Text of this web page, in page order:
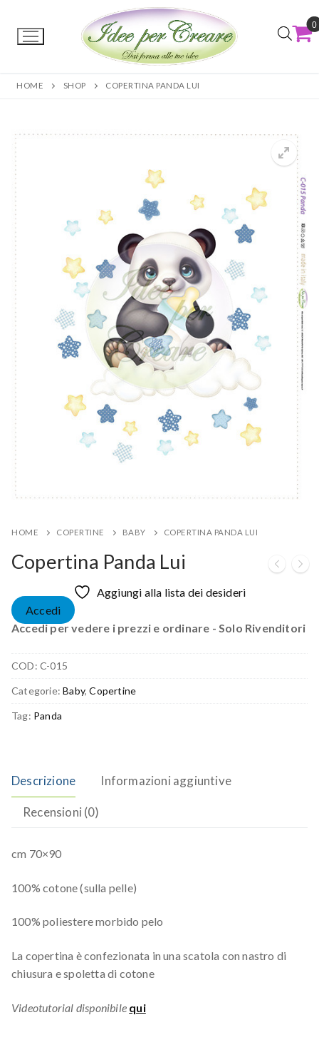
0
HOME SHOP COPERTINA PANDA LUI
HOME COPERTINE BABY COPERTINA PANDA LUI
Copertina Panda Lui
Aggiungi alla lista dei desideri
Accedi
Accedi per vedere i prezzi e ordinare - Solo Rivenditori
COD: C-015
Categorie:Baby,Copertine
Tag: Panda
Descrizione Informazioni aggiuntive
Recensioni (0)
cm 70×90
100% cotone (sulla pelle)
100% poliestere morbido pelo
La copertina è confezionata in una scatola con nastro di
chiusura e spoletta di cotone
Videotutorial disponibile qui